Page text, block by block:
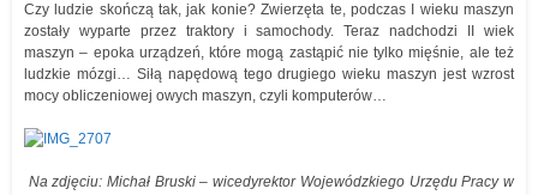
Czy ludzie skończą tak, jak konie? Zwierzęta te, podczas I wieku maszyn
zostały wyparte przez traktory i samochody. Teraz nadchodzi II wiek
maszyn – epoka urządzeń, które mogą zastąpić nie tylko mięśnie, ale też
ludzkie mózgi… Siłą napędową tego drugiego wieku maszyn jest wzrost
mocy obliczeniowej owych maszyn, czyli komputerów…
Na zdjęciu: Michał Bruski – wicedyrektor Wojewódzkiego Urzędu Pracy w